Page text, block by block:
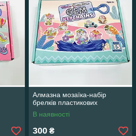
Алмазна мозаїка-набір
брелків пластикових
В наявності
300 ₴